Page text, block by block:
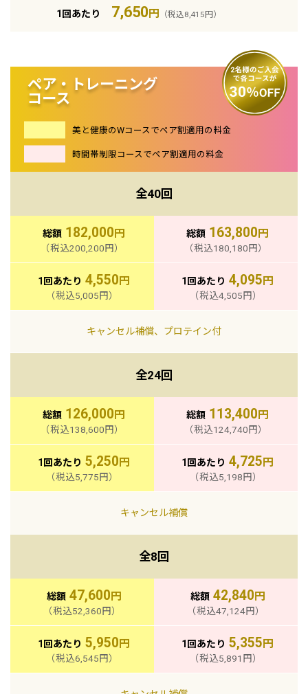
1回あたり 7,650円 （税込8,415円）
ペア・トレーニング
コース
美と健康のWコースでペア割適用の料金
時間帯制限コースでペア割適用の料金
全40回
総額 182,000円
（税込200,200円）
総額 163,800円
（税込180,180円）
1回あたり 4,550円
（税込5,005円）
1回あたり 4,095円
（税込4,505円）
キャンセル補償、 プロテイン付
全24回
総額 126,000円
（税込138,600円）
総額 113,400円
（税込124,740円）
1回あたり 5,250円
（税込5,775円）
1回あたり 4,725円
（税込5,198円）
キャンセル補償
全8回
総額 47,600円
（税込52,360円）
総額 42,840円
（税込47,124円）
1回あたり 5,950円
（税込6,545円）
1回あたり 5,355円
（税込5,891円）